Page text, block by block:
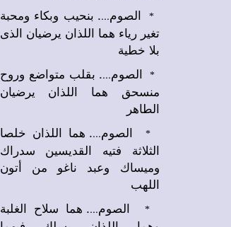
* الصوم.... بنحيب وبكاء ومحبة
تغير رياء هما اللذان يرضيان الذى
بلا خطية
* الصوم.... بقلب متواضع وروح
منسحق هما اللذان يرضيان
الطاهر
* الصوم.... هما اللذان خلصا
الثلاثة فتيه القديسين سدراك
وميساك وعبد ناغو من أتون
اللهب
* الصوم.... هما سلاح الغلبة